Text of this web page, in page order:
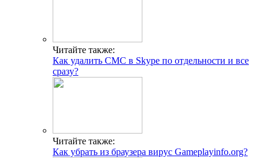
Читайте также:
Как удалить СМС в Skype по отдельности и все
сразу?
Читайте также:
Как убрать из браузера вирус Gameplayinfo.org?